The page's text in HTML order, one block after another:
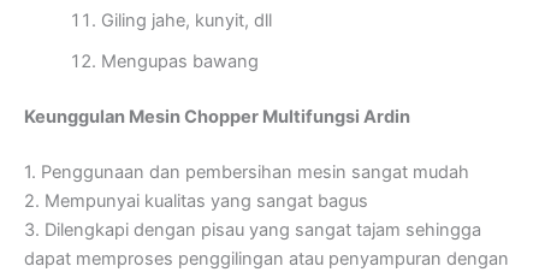
Giling jahe, kunyit, dll
Mengupas bawang
Keunggulan Mesin Chopper Multifungsi Ardin
1. Penggunaan dan pembersihan mesin sangat mudah
2. Mempunyai kualitas yang sangat bagus
3. Dilengkapi dengan pisau yang sangat tajam sehingga
dapat memproses penggilingan atau penyampuran dengan